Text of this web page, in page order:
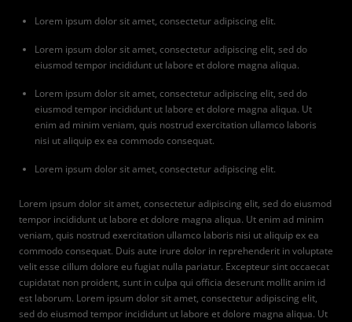
Lorem ipsum dolor sit amet, consectetur adipiscing elit.
Lorem ipsum dolor sit amet, consectetur adipiscing elit, sed do
eiusmod tempor incididunt ut labore et dolore magna aliqua.
Lorem ipsum dolor sit amet, consectetur adipiscing elit, sed do
eiusmod tempor incididunt ut labore et dolore magna aliqua. Ut
enim ad minim veniam, quis nostrud exercitation ullamco laboris
nisi ut aliquip ex ea commodo consequat.
Lorem ipsum dolor sit amet, consectetur adipiscing elit.
Lorem ipsum dolor sit amet, consectetur adipiscing elit, sed do eiusmod
tempor incididunt ut labore et dolore magna aliqua. Ut enim ad minim
veniam, quis nostrud exercitation ullamco laboris nisi ut aliquip ex ea
commodo consequat. Duis aute irure dolor in reprehenderit in voluptate
velit esse cillum dolore eu fugiat nulla pariatur. Excepteur sint occaecat
cupidatat non proident, sunt in culpa qui officia deserunt mollit anim id
est laborum. Lorem ipsum dolor sit amet, consectetur adipiscing elit,
sed do eiusmod tempor incididunt ut labore et dolore magna aliqua. Ut